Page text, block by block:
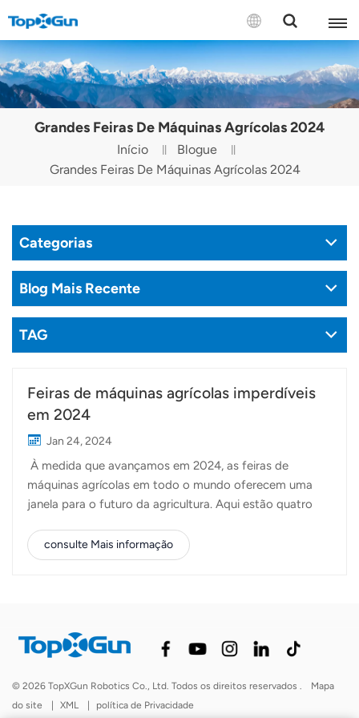
CONTATE-NOS
English
Español
Русский
Tiếng Việt
Grandes Feiras De Máquinas Agrícolas 2024
Início
Blogue
Grandes Feiras De Máquinas Agrícolas 2024
Categorias
Blog Mais Recente
TAG
Feiras de máquinas agrícolas imperdíveis
em 2024
Jan 24, 2024
À medida que avançamos em 2024, as feiras de
máquinas agrícolas em todo o mundo oferecem uma
janela para o futuro da agricultura. Aqui estão quatro
entusiasta da agricultura deve perder: 1. EIMA
Internacional - Itália:Localização: BolonhaData: 6-10
forte ênfase à mecanização e às soluções sustentáveis,
tornando-se um evento crucial para a comunidade
PretoData: 29º Abril - 3º Maio de 2024A Agrishow no
consulte Mais informação
© 2026 TopXGun Robotics Co., Ltd. Todos os direitos reservados .
Mapa
do site
| XML | política de Privacidade